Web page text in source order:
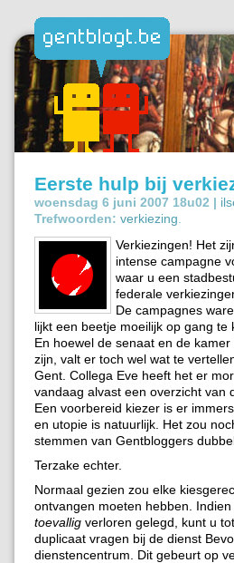
Eerste hulp bij
woensdag 6 juni 2007 18u02 |
Trefwoorden: verkiezing
Verkiezingen! Het
intense campagne
waar u een
federale
De campagnes
lijkt een beetje moeilijk op gang te
En hoewel de senaat en de
zijn, valt er toch wel wat te
Gent. Collega Eve heeft het er
vandaag alvast een overzicht van
Een voorbereid kiezer is er
en utopie is natuurlijk. Het zou
stemmen van Gentbloggers
Terzake echter.
Normaal gezien zou elke
ontvangen moeten hebben.
toevallig verloren gelegd, kunt u
duplicaat vragen bij de dienst
dienstencentrum. Dit gebeurt op